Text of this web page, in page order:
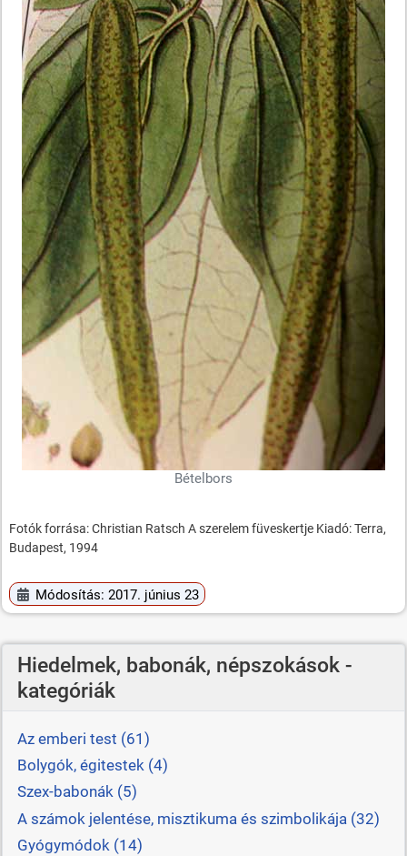
Bételbors
Fotók forrása: Christian Ratsch A szerelem füveskertje Kiadó: Terra,
Budapest, 1994
Módosítás: 2017. június 23
Hiedelmek, babonák, népszokások -
kategóriák
Az emberi test (61)
Bolygók, égitestek (4)
Szex-babonák (5)
A számok jelentése, misztikuma és szimbolikája (32)
Gyógymódok (14)